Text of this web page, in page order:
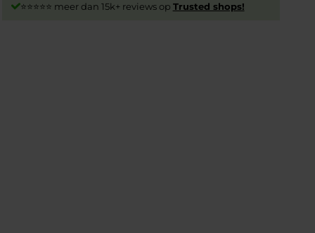
⭐⭐⭐⭐⭐ meer dan 15k+ reviews op Trusted shops!